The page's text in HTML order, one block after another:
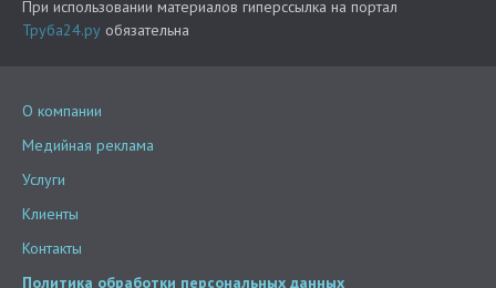
При использовании материалов гиперссылка на портал
Труба24.ру обязательна
О компании
Медийная реклама
Услуги
Клиенты
Контакты
Политика обработки персональных данных